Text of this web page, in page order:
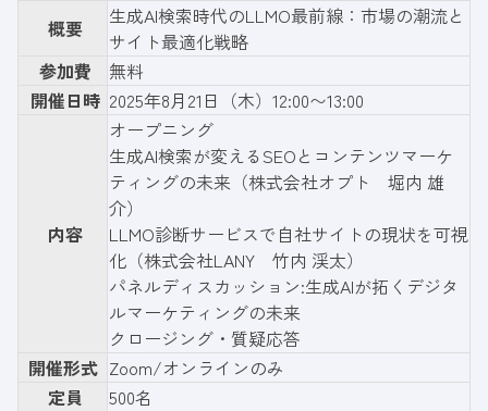
概要
生成AI検索時代のLLMO最前線：市場の潮流と
サイト最適化戦略
参加費
無料
開催日時 2025年8月21日（木）12:00〜13:00
内容
オープニング
生成AI検索が変えるSEOとコンテンツマーケ
ティングの未来（株式会社オプト 堀内 雄
介）
LLMO診断サービスで自社サイトの現状を可視
化（株式会社LANY 竹内 渓太）
パネルディスカッション:生成AIが拓くデジタ
ルマーケティングの未来
クロージング・質疑応答
開催形式 Zoom/オンラインのみ
定員
500名